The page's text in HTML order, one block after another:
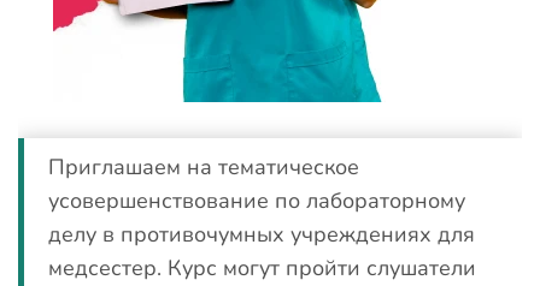
Приглашаем на тематическое
усовершенствование по лабораторному
делу в противочумных учреждениях для
медсестер. Курс могут пройти слушатели